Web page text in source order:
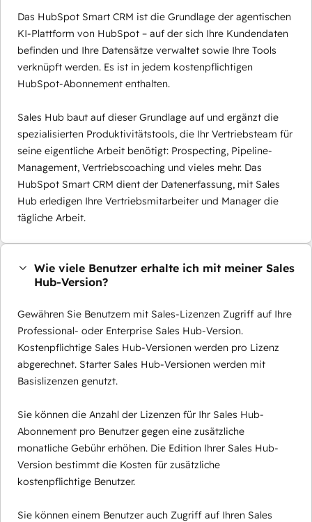
Das HubSpot Smart CRM ist die Grundlage der agentischen
KI-Plattform von HubSpot – auf der sich Ihre Kundendaten
befinden und Ihre Datensätze verwaltet sowie Ihre Tools
verknüpft werden. Es ist in jedem kostenpflichtigen
HubSpot-Abonnement enthalten.
Sales Hub baut auf dieser Grundlage auf und ergänzt die
spezialisierten Produktivitätstools, die Ihr Vertriebsteam für
seine eigentliche Arbeit benötigt: Prospecting, Pipeline-
Management, Vertriebscoaching und vieles mehr. Das
HubSpot Smart CRM dient der Datenerfassung, mit Sales
Hub erledigen Ihre Vertriebsmitarbeiter und Manager die
tägliche Arbeit.
Wie viele Benutzer erhalte ich mit meiner Sales
Hub-Version?
Gewähren Sie Benutzern mit Sales-Lizenzen Zugriff auf Ihre
Professional- oder Enterprise Sales Hub-Version.
Kostenpflichtige Sales Hub-Versionen werden pro Lizenz
abgerechnet. Starter Sales Hub-Versionen werden mit
Basislizenzen genutzt.
Sie können die Anzahl der Lizenzen für Ihr Sales Hub-
Abonnement pro Benutzer gegen eine zusätzliche
monatliche Gebühr erhöhen. Die Edition Ihrer Sales Hub-
Version bestimmt die Kosten für zusätzliche
kostenpflichtige Benutzer.
Sie können einem Benutzer auch Zugriff auf Ihren Sales